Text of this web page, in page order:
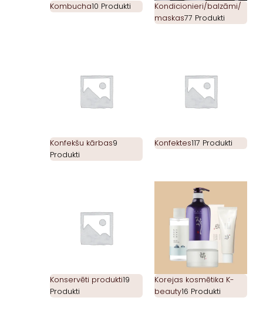
Kombucha10 Produkti
Kondicionieri/balzāmi/
maskas77 Produkti
Konfekšu kārbas9
Produkti
Konfektes117 Produkti
Konservēti produkti19
Produkti
Korejas kosmētika K-
beauty16 Produkti